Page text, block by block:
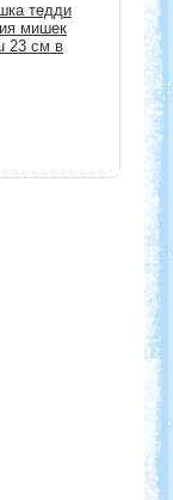
тедди
мишек
23 см в